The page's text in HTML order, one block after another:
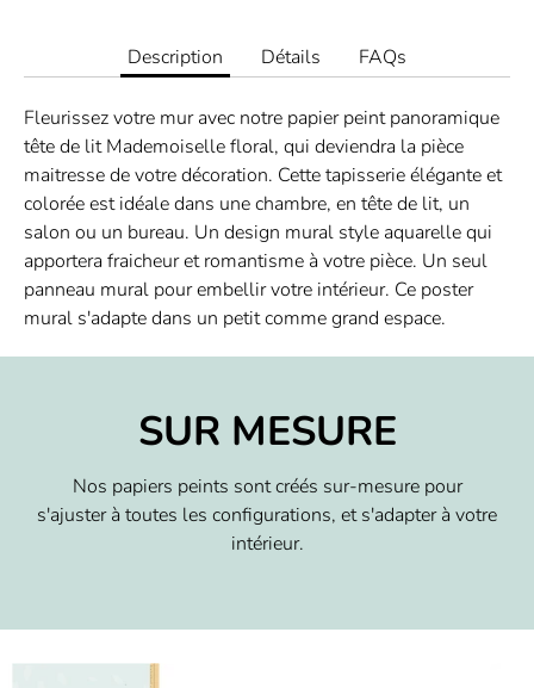
Description Détails FAQs
Fleurissez votre mur avec notre papier peint panoramique
tête de lit Mademoiselle floral, qui deviendra la pièce
maitresse de votre décoration. Cette tapisserie élégante et
colorée est idéale dans une chambre, en tête de lit, un
salon ou un bureau. Un design mural style aquarelle qui
apportera fraicheur et romantisme à votre pièce. Un seul
panneau mural pour embellir votre intérieur. Ce poster
mural s'adapte dans un petit comme grand espace.
SUR MESURE
Nos papiers peints sont créés sur-mesure pour
s'ajuster à toutes les configurations, et s'adapter à votre
intérieur.